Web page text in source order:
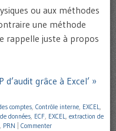
ou aux méthodes
une méthode
rappelle juste à propos
grâce à Excel’ »
comptes, Contrôle interne, EXCEL,
données, ECF, EXCEL, extraction de
, PRN Commenter